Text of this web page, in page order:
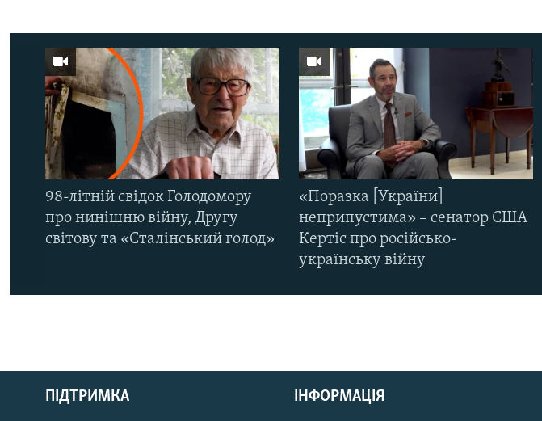
РУС
98-літній свідок Голодомору
про нинішню війну, Другу
світову та «Сталінський голод»
«Поразка [України]
неприпустима» – сенатор США
Кертіс про російсько-
українську війну
ПІДТРИМКА ІНФОРМАЦІЯ